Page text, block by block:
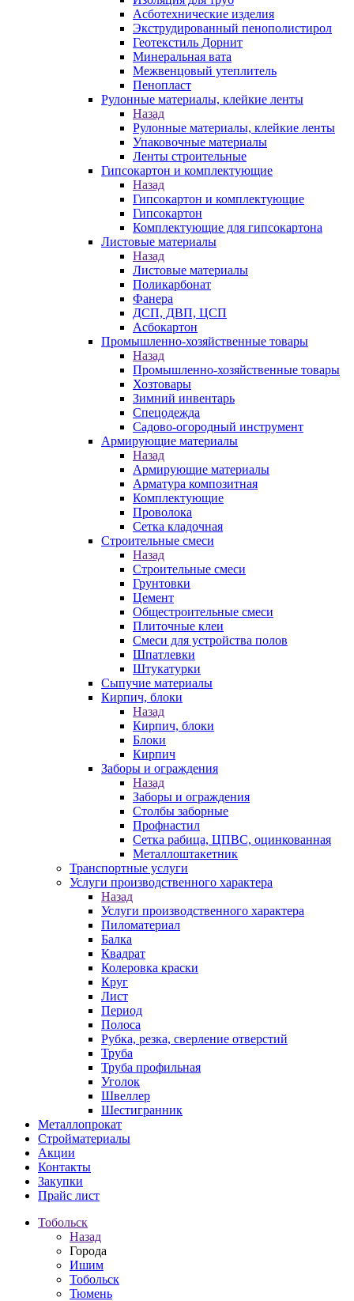
Асботехнические изделия
Экструдированный пенополистирол
Геотекстиль Дорнит
Минеральная вата
Межвенцовый утеплитель
Пенопласт
Рулонные материалы, клейкие ленты
Назад
Рулонные материалы, клейкие ленты
Упаковочные материалы
Ленты строительные
Гипсокартон и комплектующие
Назад
Гипсокартон и комплектующие
Гипсокартон
Комплектующие для гипсокартона
Листовые материалы
Назад
Листовые материалы
Поликарбонат
Фанера
ДСП, ДВП, ЦСП
Асбокартон
Промышленно-хозяйственные товары
Назад
Промышленно-хозяйственные товары
Хозтовары
Зимний инвентарь
Спецодежда
Садово-огородный инструмент
Армирующие материалы
Назад
Армирующие материалы
Арматура композитная
Комплектующие
Проволока
Сетка кладочная
Строительные смеси
Назад
Строительные смеси
Грунтовки
Цемент
Общестроительные смеси
Плиточные клеи
Смеси для устройства полов
Шпатлевки
Штукатурки
Сыпучие материалы
Кирпич, блоки
Назад
Кирпич, блоки
Блоки
Кирпич
Заборы и ограждения
Назад
Заборы и ограждения
Столбы заборные
Профнастил
Сетка рабица, ЦПВС, оцинкованная
Металлоштакетник
Транспортные услуги
Услуги производственного характера
Назад
Услуги производственного характера
Пиломатериал
Балка
Квадрат
Колеровка краски
Круг
Лист
Период
Полоса
Рубка, резка, сверление отверстий
Труба
Труба профильная
Уголок
Швеллер
Шестигранник
Металлопрокат
Стройматериалы
Акции
Контакты
Закупки
Прайс лист
Тобольск
Назад
Города
Ишим
Тобольск
Тюмень